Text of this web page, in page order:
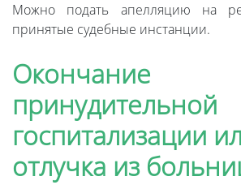
Можно подать апелляцию на
принятые судебные инстанции.
Окончание
принудительной
госпитализации
отлучка из